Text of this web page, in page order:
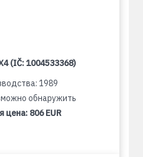
(IČ: 1004533368)
1989
обнаружить
цена: 806 EUR